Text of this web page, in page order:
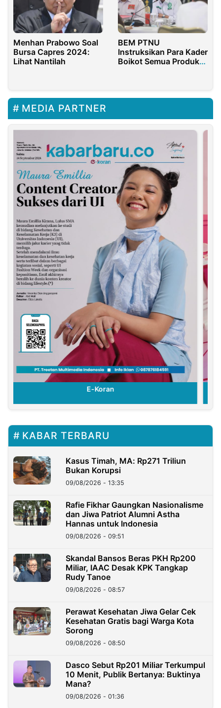
Menhan Prabowo Soal
Bursa Capres 2024:
Lihat Nantilah
BEM PTNU
Instruksikan Para Kader
Boikot Semua Produk
MEDIA PARTNER
E-Koran
KABAR TERBARU
Kasus Timah, MA: Rp271 Triliun
Bukan Korupsi
09/08/2026 - 13:35
Rafie Fikhar Gaungkan Nasionalisme
dan Jiwa Patriot Alumni Astha
Hannas untuk Indonesia
09/08/2026 - 09:51
Skandal Bansos Beras PKH Rp200
Miliar, IAAC Desak KPK Tangkap
Rudy Tanoe
09/08/2026 - 08:57
Perawat Kesehatan Jiwa Gelar Cek
Kesehatan Gratis bagi Warga Kota
Sorong
09/08/2026 - 08:50
Dasco Sebut Rp201 Miliar Terkumpul
10 Menit, Publik Bertanya: Buktinya
Mana?
09/08/2026 - 01:36